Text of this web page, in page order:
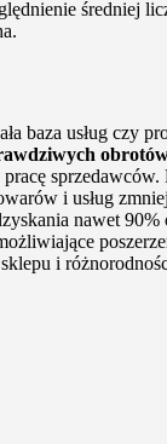
średniej
baza usług czy
i usług
nawet
i